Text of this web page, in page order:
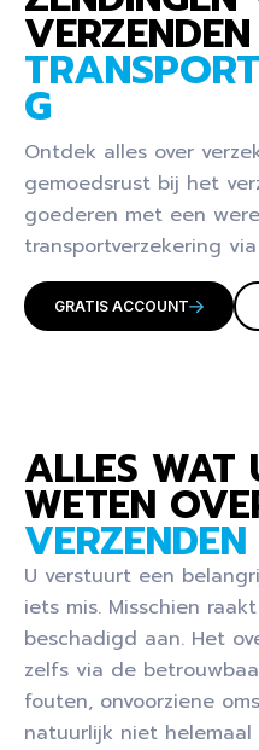
G
Ontdek alles over
gemoedsrust bij het
goederen met een
transportverzekering
GRATIS ACCOUNT
ALLES WAT
WETEN
VERZENDEN
U verstuurt een
iets mis. Misschien
beschadigd aan. Het
zelfs via de
fouten, onvoorziene
natuurlijk niet helemaal